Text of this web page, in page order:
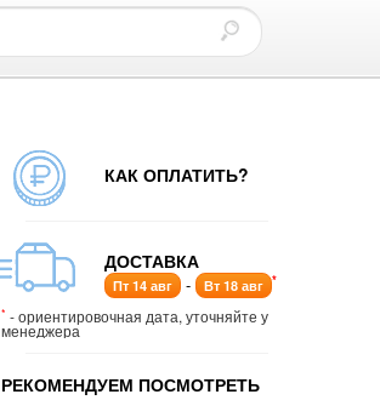
КАК ОПЛАТИТЬ?
ДОСТАВКА
Пт 14 авг - Вт 18 авг *
* - ориентировочная дата, уточняйте у
менеджера
РЕКОМЕНДУЕМ ПОСМОТРЕТЬ